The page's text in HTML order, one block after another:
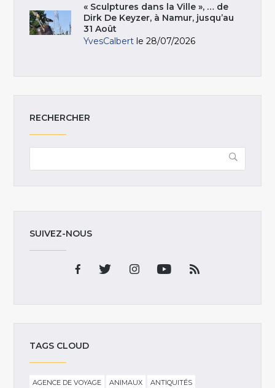
« Sculptures dans la Ville », … de
Dirk De Keyzer, à Namur, jusqu’au
31 Août
YvesCalbert le 28/07/2026
RECHERCHER
SUIVEZ-NOUS
TAGS CLOUD
AGENCE DE VOYAGE ANIMAUX
ANTIQUITÉS